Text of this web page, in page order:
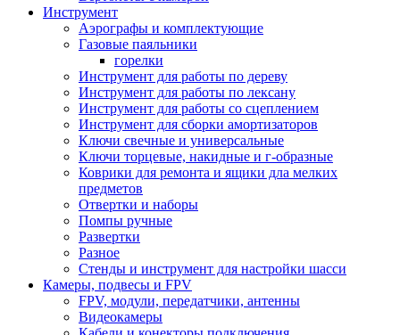
Инструмент
Аэрографы и комплектующие
Газовые паяльники
горелки
Инструмент для работы по дереву
Инструмент для работы по лексану
Инструмент для работы со сцеплением
Инструмент для сборки амортизаторов
Ключи свечные и универсальные
Ключи торцевые, накидные и г-образные
Коврики для ремонта и ящики дла мелких
предметов
Отвертки и наборы
Помпы ручные
Развертки
Разное
Стенды и инструмент для настройки шасси
Камеры, подвесы и FPV
FPV, модули, передатчики, антенны
Видеокамеры